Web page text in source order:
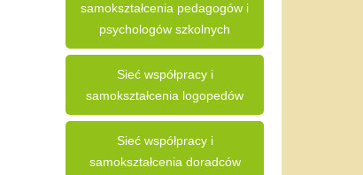
samokształcenia pedagogów i
psychologów szkolnych
Sieć współpracy i
samokształcenia logopedów
Sieć współpracy i
samokształcenia doradców